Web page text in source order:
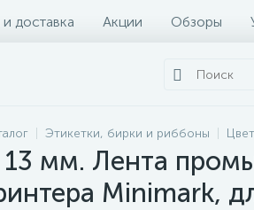
доставка Акции Обзоры
Этикетки, бирки и риббоны
мм. Лента
Minimark,